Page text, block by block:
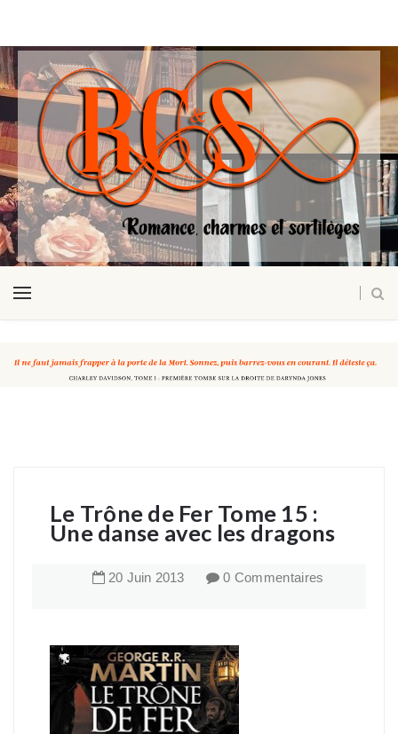
Le Trône de Fer Tome 15 :
Une danse avec les dragons
20 Juin 2013 0 Commentaires